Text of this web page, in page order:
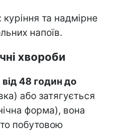
та надмірне
напоїв.
хвороби
від 48 годин до
або затягується
форма), вона
побутовою